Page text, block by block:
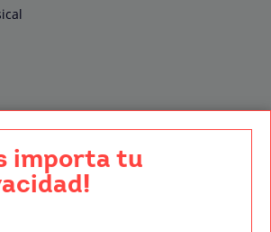
de Vídeo
calidad
importa tu